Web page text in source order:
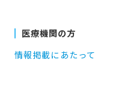
医療機関の方
情報掲載にあたって